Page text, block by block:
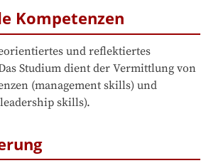
Kompetenzen
und reflektiertes
Studium dient der Vermittlung von
(management skills) und
skills).